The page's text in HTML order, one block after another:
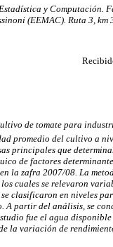
y Computación.
(EEMAC). Ruta 3, km
de tomate para
promedio del cultivo a
principales que
de factores
la zafra 2007/08. La
cuales se relevaron
clasificaron en niveles
A partir del análisis, se
fue el agua
la variación de